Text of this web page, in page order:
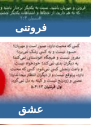
فروتنی
عشق